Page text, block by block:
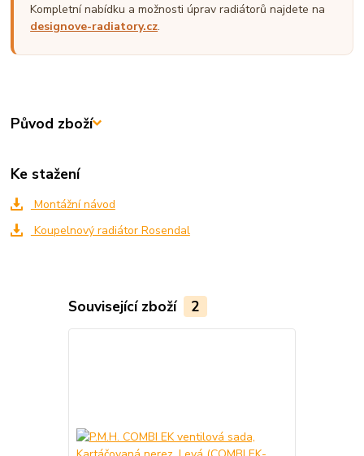
Kompletní nabídku a možnosti úprav radiátorů najdete na
designove-radiatory.cz.
Původ zboží
Ke stažení
Montážní návod
Koupelnový radiátor Rosendal
Související zboží 2